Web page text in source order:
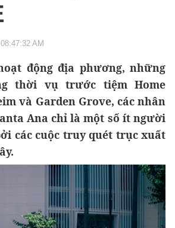
AM
động địa phương, những
thời vụ trước tiệm Home
và Garden Grove, các nhân
Ana chỉ là một số ít người
các cuộc truy quét trục xuất